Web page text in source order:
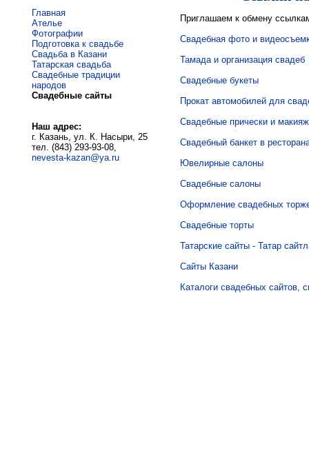
Главная
Ателье
Фотографии
Подготовка к свадьбе
Свадьба в Казани
Татарская свадьба
Свадебные традиции
народов
Свадебные сайты
Наш адрес:
г. Казань, ул. К. Насыри, 25
тел. (843) 293-93-08,
nevesta-kazan@ya.ru
Приглашаем к обмену
Свадебная фото и
Тамада и организация свадеб
Свадебные букеты
Прокат автомобилей для
Свадебные прически и макияж
Свадебный банкет в
Ювелирные салоны
Свадебные салоны
Оформление свадебных
Свадебные торты
Татарские сайты - Татар
Сайты Казани
Каталоги свадебных сайтов,